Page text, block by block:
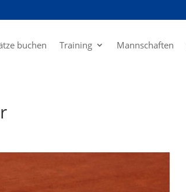
buchen Training Mannschaften